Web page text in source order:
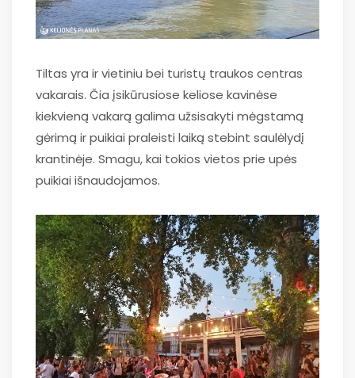
Tiltas yra ir vietiniu bei turistų traukos centras
vakarais. Čia įsikūrusiose keliose kavinėse
kiekvieną vakarą galima užsisakyti mėgstamą
gėrimą ir puikiai praleisti laiką stebint saulėlydį
krantinėje. Smagu, kai tokios vietos prie upės
puikiai išnaudojamos.